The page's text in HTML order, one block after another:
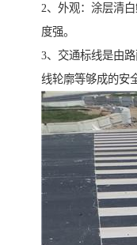
2、外观：涂层清
度强。
3、交通标线是由
线轮廓等够成的安